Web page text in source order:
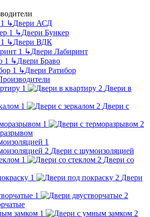
↳Двери АСД
↳Двери Бункер
↳Двери ВДК
↳Двери Лабиринт
↳Двери Браво
↳Двери Ратибор
Двери в
Двери с
Двери с шумоизоляцией
Двери со
Двери